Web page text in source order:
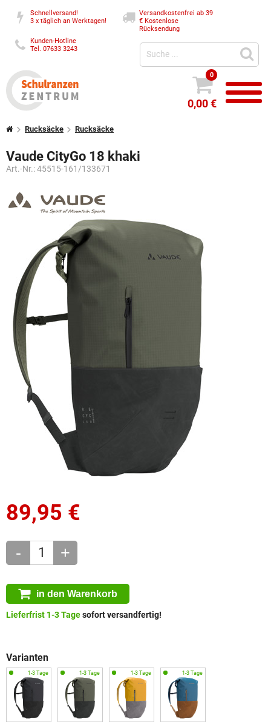
Schnellversand!
3 x täglich an Werktagen!
Versandkostenfrei ab 39
€Kostenlose
Rücksendung
Kunden-Hotline
Tel. 07633 3243
0
0,00 €
Rucksäcke Rucksäcke
Vaude CityGo 18 khaki
Art.-Nr.:45515-161/133671
89,95 €
- +
in den Warenkorb
Lieferfrist 1-3 Tagesofort versandfertig!
Varianten